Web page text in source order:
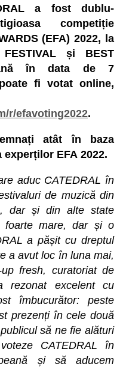
a fost dublu-
competiție
(EFA) 2022, la
și BEST
în data de 7
fi votat online,
r/efavoting2022.
atât în baza
EFA 2022.
aduc CATEDRAL în
de muzică din
dar și din alte state
foarte mare, dar și o
a pășit cu dreptul
a avut loc în luna mai,
fresh, curatoriat de
rezonat excelent cu
îmbucurător: peste
prezenți în cele două
să ne fie alături
CATEDRAL în
și să aducem